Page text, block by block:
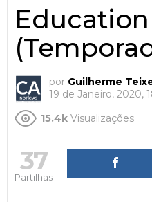
Education
por Guilherme
19 de Janeiro, 2020,
15.4k Visualizações
37
Partilhas